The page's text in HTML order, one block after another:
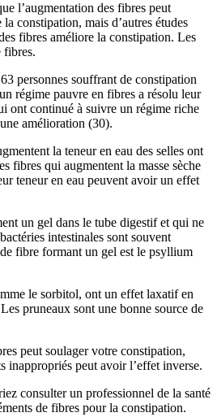
l’augmentation des fibres peut
constipation, mais d’autres études
fibres améliore la constipation. Les
fibres.
personnes souffrant de constipation
régime pauvre en fibres a résolu leur
ont continué à suivre un régime riche
amélioration (30).
la teneur en eau des selles ont
fibres qui augmentent la masse sèche
teneur en eau peuvent avoir un effet
un gel dans le tube digestif et qui ne
intestinales sont souvent
fibre formant un gel est le psyllium
le sorbitol, ont un effet laxatif en
pruneaux sont une bonne source de
peut soulager votre constipation,
inappropriés peut avoir l’effet inverse.
consulter un professionnel de la santé
de fibres pour la constipation.